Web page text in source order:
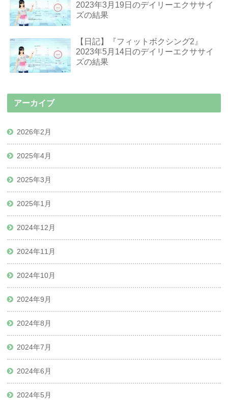
2023年3月19日のデイリーエクササイ
ズの結果
【日記】『フィットボクシング2』
2023年5月14日のデイリーエクササイ
ズの結果
アーカイブ
2026年2月
2025年4月
2025年3月
2025年1月
2024年12月
2024年11月
2024年10月
2024年9月
2024年8月
2024年7月
2024年6月
2024年5月